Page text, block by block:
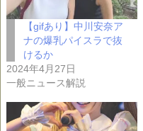
【gifあり】中川安奈ア
ナの爆乳パイスラで抜
けるか
2024年4月27日
一般ニュース解説